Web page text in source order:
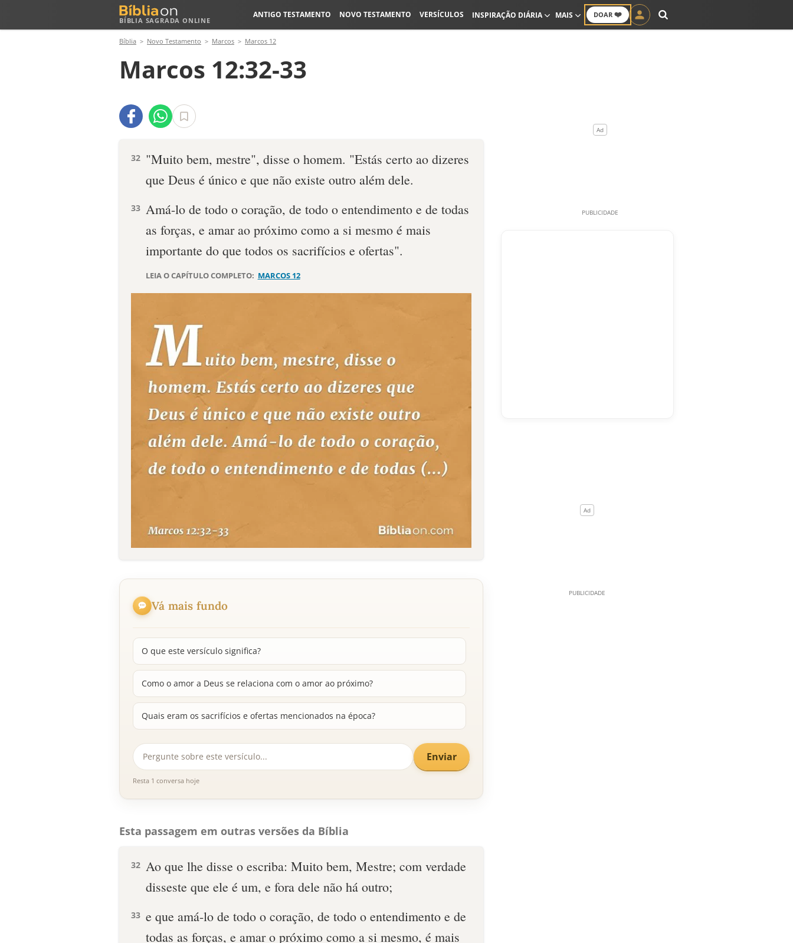
BÍBLIA SAGRADA ONLINE
DOAR ❤️
ANTIGO TESTAMENTO NOVO TESTAMENTO VERSÍCULOS INSPIRAÇÃO DIÁRIA MAIS
Bíblia Novo Testamento Marcos Marcos 12
Marcos 12:32-33
32 "Muito bem, mestre", disse o homem. "Estás certo ao dizeres
que Deus é único e que não existe outro além dele.
33 Amá-lo de todo o coração, de todo o entendimento e de todas
as forças, e amar ao próximo como a si mesmo é mais
importante do que todos os sacrifícios e ofertas".
LEIA O CAPÍTULO COMPLETO: MARCOS 12
Vá mais fundo
O que este versículo significa?
Como o amor a Deus se relaciona com o amor ao próximo?
Quais eram os sacrifícios e ofertas mencionados na época?
Enviar
Resta 1 conversa hoje
Esta passagem em outras versões da Bíblia
32 Ao que lhe disse o escriba: Muito bem, Mestre; com verdade
disseste que ele é um, e fora dele não há outro;
33 e que amá-lo de todo o coração, de todo o entendimento e de
todas as forças, e amar o próximo como a si mesmo, é mais